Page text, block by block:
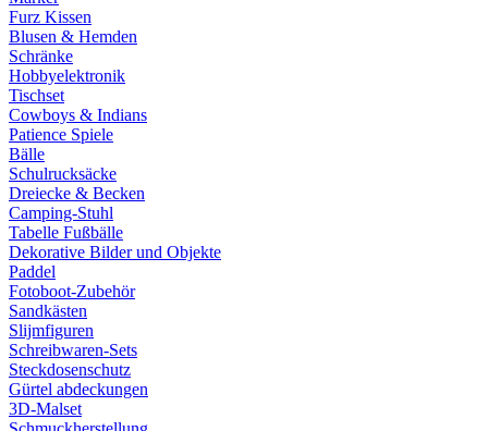
Furz Kissen
Blusen & Hemden
Schränke
Hobbyelektronik
Tischset
Cowboys & Indians
Patience Spiele
Bälle
Schulrucksäcke
Dreiecke & Becken
Camping-Stuhl
Tabelle Fußbälle
Dekorative Bilder und Objekte
Paddel
Fotoboot-Zubehör
Sandkästen
Slijmfiguren
Schreibwaren-Sets
Steckdosenschutz
Gürtel abdeckungen
3D-Malset